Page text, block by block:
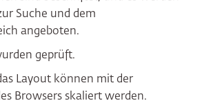
Suche und dem
angeboten.
geprüft.
Layout können mit der
Browsers skaliert werden.